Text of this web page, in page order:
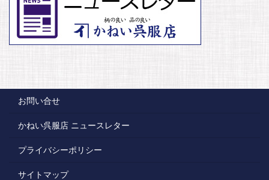
お問い合せ
かねい呉服店 ニュースレター
プライバシーポリシー
サイトマップ